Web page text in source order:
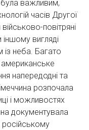
була важливим,
часів Другої
військово-повітряні
вигляді
неба. Багато
напередодні та
розпочала
і можливостях
документувала
російському